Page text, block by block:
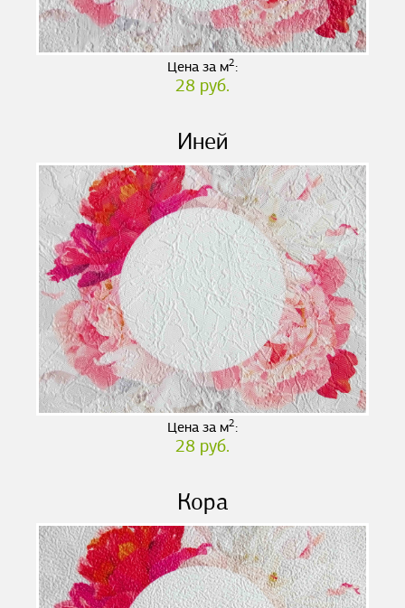
Цена за м2:
28 руб.
Иней
Цена за м2:
28 руб.
Кора